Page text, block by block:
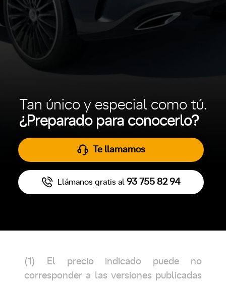
Tan único y especial como tú.
¿Preparado para conocerlo?
Te llamamos
Llámanos gratis al 93 755 82 94
(1) El precio indicado puede no
corresponder a las versiones publicadas